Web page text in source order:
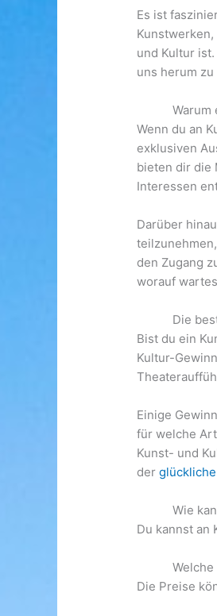
Es ist
und Kultur
uns herum
Warum
Wenn du an
exklusiven
bieten dir die
Interessen
Darüber
den Zugang
worauf
Die
Bist du ein
Kultur-
Einige
für welche
Kunst- und
der
Wie
Du kannst an
Die Preise